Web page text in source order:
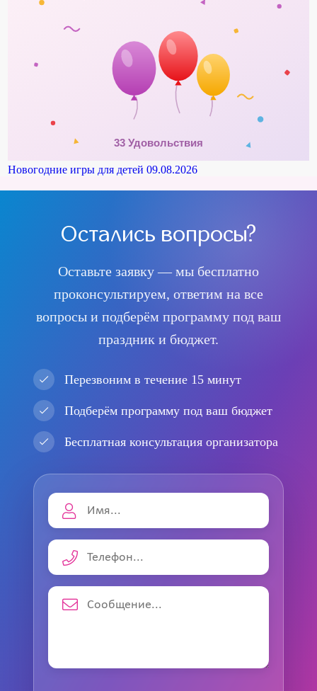
Новогодние игры для детей 09.08.2026
Остались вопросы?
Оставьте заявку — мы бесплатно
проконсультируем, ответим на все
вопросы и подберём программу под ваш
праздник и бюджет.
Перезвоним в течение 15 минут
Подберём программу под ваш бюджет
Бесплатная консультация организатора